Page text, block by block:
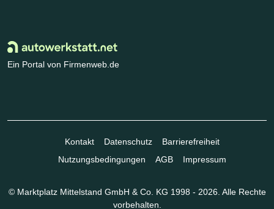
Ein Portal von Firmenweb.de
Kontakt Datenschutz
Barrierefreiheit
Nutzungsbedingungen
AGB Impressum
© Marktplatz Mittelstand GmbH & Co. KG 1998 - 2026. Alle Rechte
vorbehalten.